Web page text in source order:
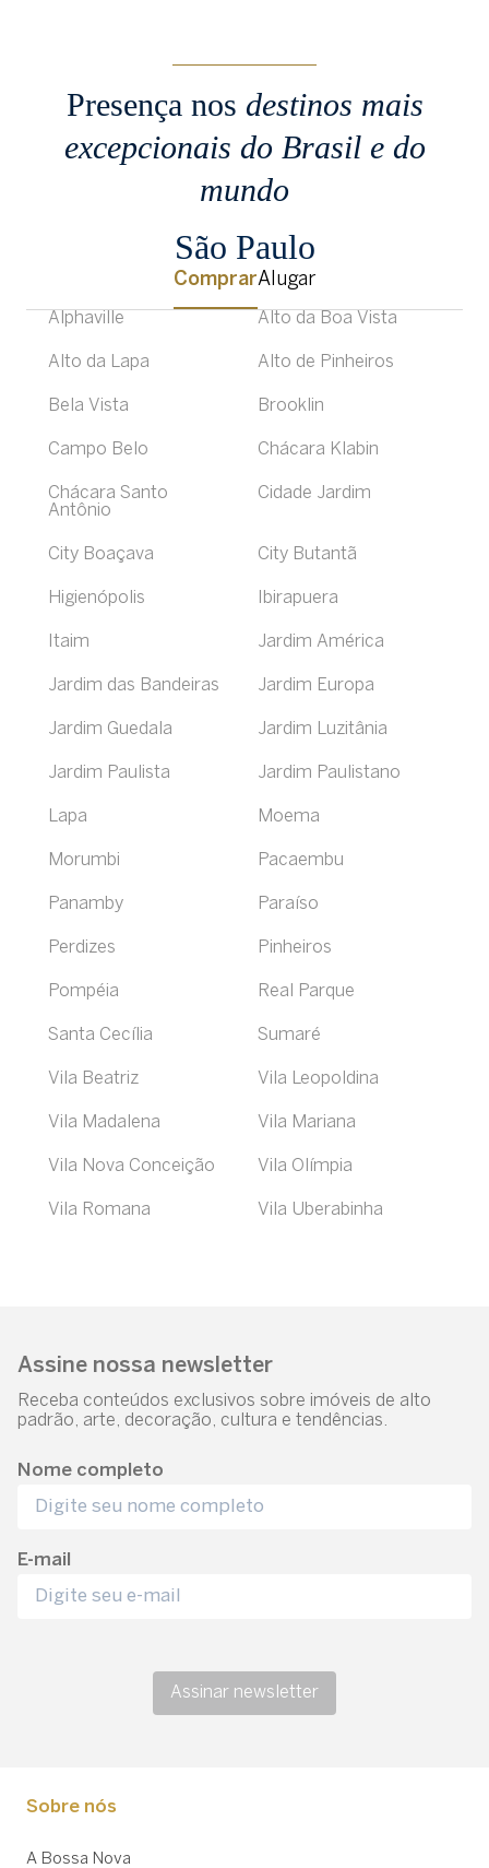
Presença nos destinos mais
excepcionais do Brasil e do
mundo
São Paulo
ComprarAlugar
Alphaville Alto da Boa Vista
Alto da Lapa Alto de Pinheiros
Bela Vista Brooklin
Campo Belo Chácara Klabin
Chácara Santo
Antônio
Cidade Jardim
City Boaçava City Butantã
Higienópolis Ibirapuera
Itaim Jardim América
Jardim das Bandeiras Jardim Europa
Jardim Guedala Jardim Luzitânia
Jardim Paulista Jardim Paulistano
Lapa Moema
Morumbi Pacaembu
Panamby Paraíso
Perdizes Pinheiros
Pompéia Real Parque
Santa Cecília Sumaré
Vila Beatriz Vila Leopoldina
Vila Madalena Vila Mariana
Vila Nova Conceição Vila Olímpia
Vila Romana Vila Uberabinha
Assine nossa newsletter
Receba conteúdos exclusivos sobre imóveis de alto
padrão, arte, decoração, cultura e tendências.
Nome completo
E-mail
Assinar newsletter
Sobre nós
A Bossa Nova